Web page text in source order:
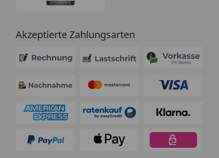
Akzeptierte Zahlungsarten